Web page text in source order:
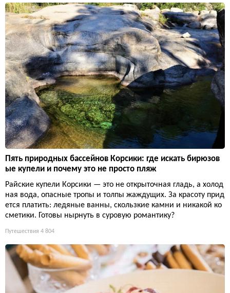
Пять природных бассейнов Корсики: где искать бирюзов
ые купели и почему это не просто пляж
Райские купели Корсики — это не открыточная гладь, а холод
ная вода, опасные тропы и толпы жаждущих. За красоту прид
ется платить: ледяные ванны, скользкие камни и никакой ко
сметики. Готовы нырнуть в суровую романтику?
Путешествия 4 804